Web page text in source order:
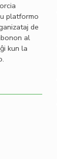
platformo
de
al
kun la